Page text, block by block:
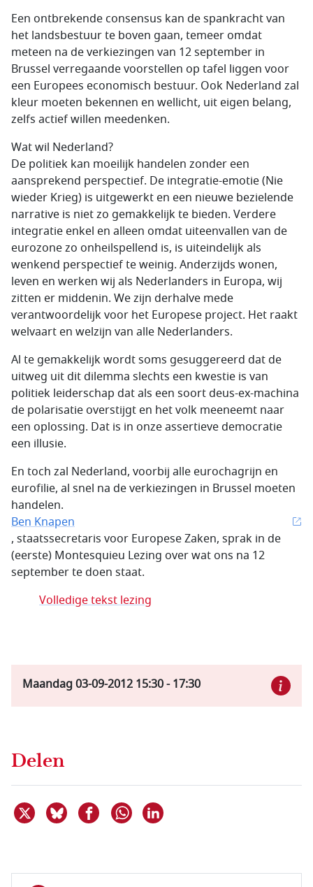
Een ontbrekende consensus kan de spankracht van
het landsbestuur te boven gaan, temeer omdat
meteen na de verkiezingen van 12 september in
Brussel verregaande voorstellen op tafel liggen voor
een Europees economisch bestuur. Ook Nederland zal
kleur moeten bekennen en wellicht, uit eigen belang,
zelfs actief willen meedenken.
Wat wil Nederland?
De politiek kan moeilijk handelen zonder een
aansprekend perspectief. De integratie-emotie (Nie
wieder Krieg) is uitgewerkt en een nieuwe bezielende
narrative is niet zo gemakkelijk te bieden. Verdere
integratie enkel en alleen omdat uiteenvallen van de
eurozone zo onheilspellend is, is uiteindelijk als
wenkend perspectief te weinig. Anderzijds wonen,
leven en werken wij als Nederlanders in Europa, wij
zitten er middenin. We zijn derhalve mede
verantwoordelijk voor het Europese project. Het raakt
welvaart en welzijn van alle Nederlanders.
Al te gemakkelijk wordt soms gesuggereerd dat de
uitweg uit dit dilemma slechts een kwestie is van
politiek leiderschap dat als een soort deus-ex-machina
de polarisatie overstijgt en het volk meeneemt naar
een oplossing. Dat is in onze assertieve democratie
een illusie.
En toch zal Nederland, voorbij alle eurochagrijn en
eurofilie, al snel na de verkiezingen in Brussel moeten
handelen.
Ben Knapen
, staatssecretaris voor Europese Zaken, sprak in de
(eerste) Montesquieu Lezing over wat ons na 12
september te doen staat.
Volledige tekst lezing
Maandag 03-09-2012 15:30-17:30
Delen
Deel dit item op X
Deel dit item op Bluesky
Deel dit item op Facebook
Delen via WhatsApp